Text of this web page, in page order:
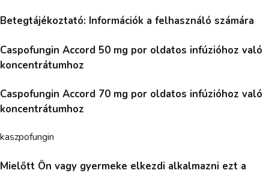
Betegtájékoztató: Információk a felhasználó számára
Caspofungin Accord 50 mg por oldatos infúzióhoz való
koncentrátumhoz
Caspofungin Accord 70 mg por oldatos infúzióhoz való
koncentrátumhoz
kaszpofungin
Mielőtt Ön vagy gyermeke elkezdi alkalmazni ezt a